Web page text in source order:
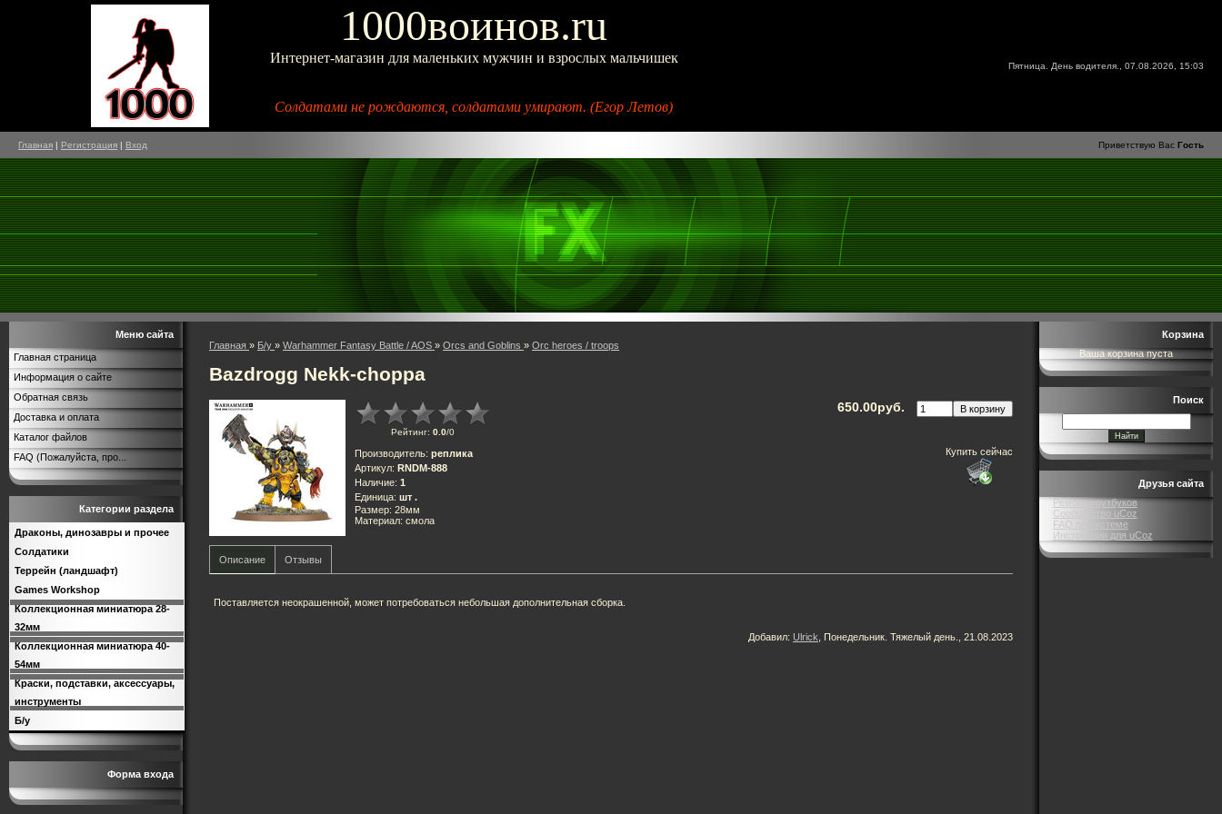
1000воинов.ru
Интернет-магазин для маленьких мужчин и взрослых мальчишек
Солдатами не рождаются, солдатами умирают. (Егор Летов)
Пятница. День водителя., 07.08.2026, 15:03
Главная | Регистрация | Вход Приветствую Вас Гость
Меню сайта
Главная страница
Информация о сайте
Обратная связь
Доставка и оплата
Каталог файлов
FAQ (Пожалуйста, про...
Категории раздела
Драконы, динозавры и прочее
Солдатики
Террейн (ландшафт)
Games Workshop
Коллекционная миниатюра 28-
32мм
Коллекционная миниатюра 40-
54мм
Краски, подставки, аксессуары,
инструменты
Б/у
Форма входа
Главная » Б/у » Warhammer Fantasy Battle / AOS » Orcs and Goblins » Orc heroes / troops
Bazdrogg Nekk-choppa
Рейтинг: 0.0/0
650.00руб.
Производитель: реплика
Артикул: RNDM-888
Наличие: 1
Единица: шт .
Размер: 28мм
Материал: смола
Купить сейчас
Описание Отзывы
Поставляется неокрашенной, может потребоваться небольшая дополнительная сборка.
Добавил: Ulrick , Понедельник. Тяжелый день., 21.08.2023
Корзина
Ваша корзина пуста
Поиск
Друзья сайта
Ремонт ноутбуков
Сообщество uCoz
FAQ по системе
Инструкции для uCoz